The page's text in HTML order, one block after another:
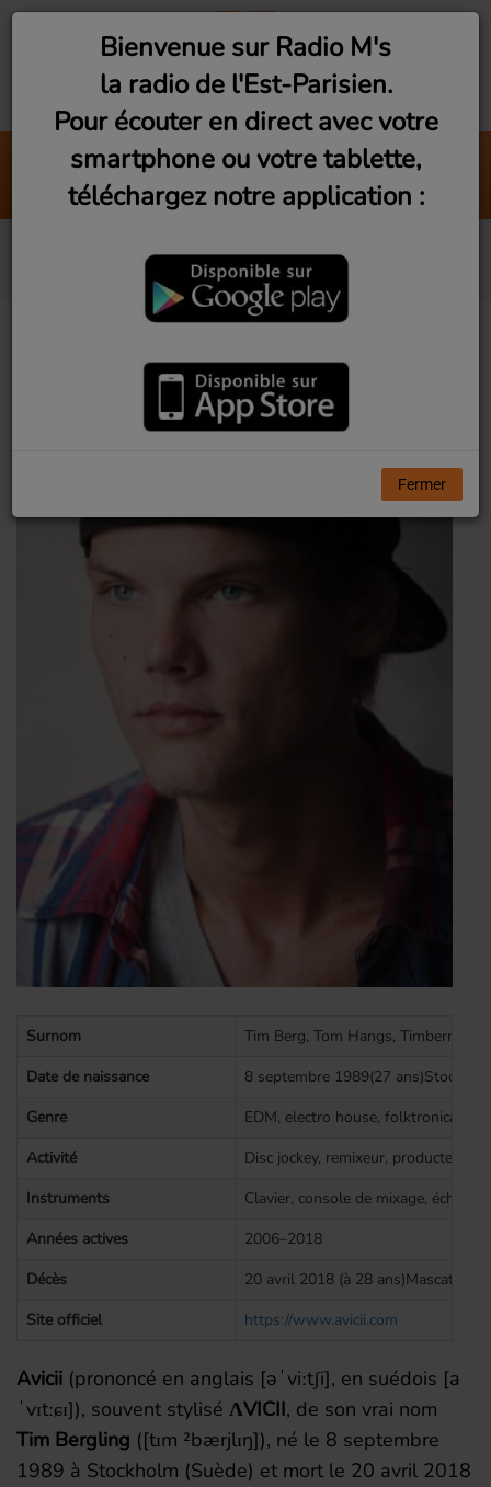
Les artistes de
Radio M's (Pauline Ziadé)
Surnom
Tim Berg, Tom Hangs, Timberman,
Date de naissance
8 septembre 1989(27
Genre
EDM, electro house, folktronica,
Activité
Disc jockey, remixeur, producteur,
Instruments
Clavier, console de mixage,
Années actives
2006–2018
Décès
20 avril 2018 (à 28 ans)Mascate
Site officiel
https://www.avicii.com
Avicii (prononcé en anglais [ə ˈ viːtʃi], en suédois [a
ˈ vɪtːɕɪ]), souvent stylisé ΛVICII, de son vrai nom
Tim Bergling ([tɪm ²bærjlɪŋ]), né le 8 septembre
1989 à Stockholm (Suède) et mort le 20 avril 2018
Bienvenue sur Radio M's
la radio de l'Est-Parisien.
Pour écouter en direct avec votre
smartphone ou votre tablette,
téléchargez notre application :
Fermer